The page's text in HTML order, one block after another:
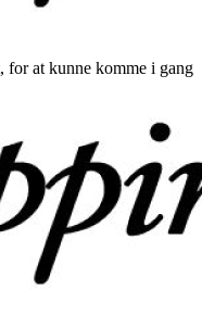
for at kunne komme i gang